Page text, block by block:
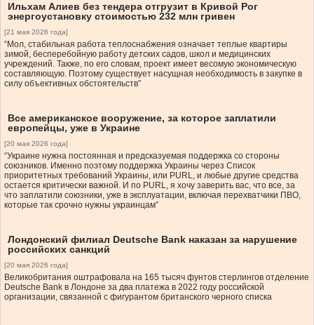
Ильхам Алиев без тендера отгрузит в Кривой Рог
энергоустановку стоимостью 232 млн гривен
[21 мая 2026 года]
“Мол, стабильная работа теплоснабжения означает теплые квартиры
зимой, бесперебойную работу детских садов, школ и медицинских
учреждений. Также, по его словам, проект имеет весомую экономическую
составляющую. Поэтому существует насущная необходимость в закупке в
силу объективных обстоятельств”
Все американское вооружение, за которое заплатили
европейцы, уже в Украине
[20 мая 2026 года]
“Украине нужна постоянная и предсказуемая поддержка со стороны
союзников. Именно поэтому поддержка Украины через Список
приоритетных требований Украины, или PURL, и любые другие средства
остается критически важной. И по PURL, я хочу заверить вас, что все, за
что заплатили союзники, уже в эксплуатации, включая перехватчики ПВО,
которые так срочно нужны украинцам”
Лондонский филиал Deutsche Bank наказан за нарушение
российских санкций
[20 мая 2026 года]
Великобритания оштрафовала на 165 тысяч фунтов стерлингов отделение
Deutsche Bank в Лондоне за два платежа в 2022 году российской
организации, связанной с фигурантом британского черного списка